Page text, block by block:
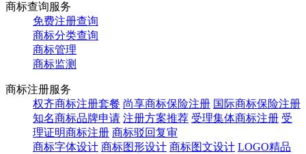
商标查询服务
免费注册查询
商标分类查询
商标管理
商标监测
商标注册服务
权齐商标注册套餐 尚享商标保险注册 国际商标保险注册
知名商标品牌申请 注册方案推荐 受理集体商标注册 受
理证明商标注册 商标驳回复审
商标字体设计 商标图形设计 商标图文设计 LOGO精品